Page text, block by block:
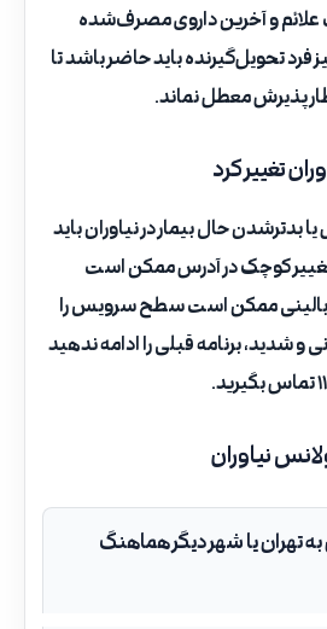
علائم و آخرین داروی مصرف‌شده
فرد تحویل‌گیرنده باید حاضر باشد تا
پذیرش معطل نماند.
تغییر کرد
بدترشدن حال بیمار در نیاوران باید
کوچک در آدرس ممکن است
بالینی ممکن است سطح سرویس را
و شدید، برنامه قبلی را ادامه ندهید
نیاوران
به تهران یا شهر دیگر هماهنگ